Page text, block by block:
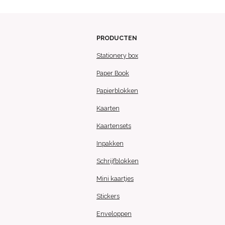
PRODUCTEN
Stationery box
Paper Book
Papierblokken
Kaarten
Kaartensets
Inpakken
Schrijfblokken
Mini kaartjes
Stickers
Enveloppen